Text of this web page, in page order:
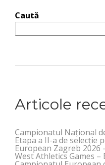
Caută
Articole
Campionatul Național
Etapa a II-a de selecție
European Zagreb 2026
West Athletics Games –